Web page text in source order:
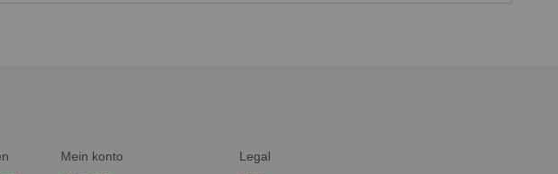
Mein konto Legal